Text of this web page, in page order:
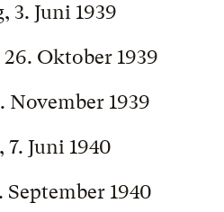
3. Juni 1939
Oktober 1939
November 1939
7. Juni 1940
September 1940